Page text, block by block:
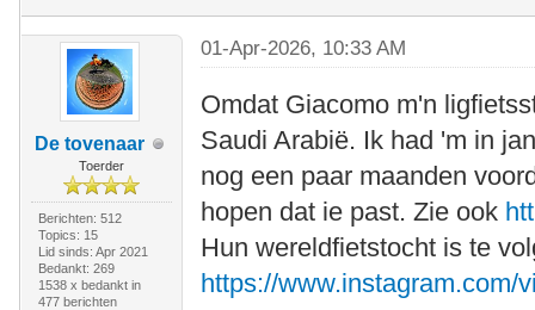
De tovenaar
Toerder
Berichten: 512
Topics: 15
Lid sinds: Apr 2021
Bedankt: 269
1538 x bedankt in
477 berichten
01-Apr-2026, 10:33 AM
Omdat Giacomo m'n
Saudi Arabië. Ik had 'm in
nog een paar maanden
hopen dat ie past. Zie ook
Hun wereldfietstocht is te
https://www.instagram.com/